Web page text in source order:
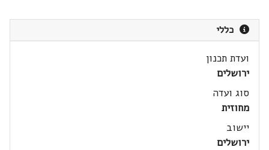
כללי
ועדת תכנון
ירושלים
סוג ועדה
מחוזית
יישוב
ירושלים